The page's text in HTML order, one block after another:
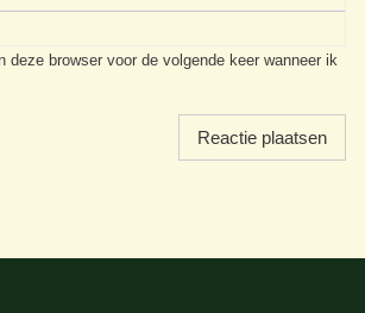
deze browser voor de volgende keer wanneer ik